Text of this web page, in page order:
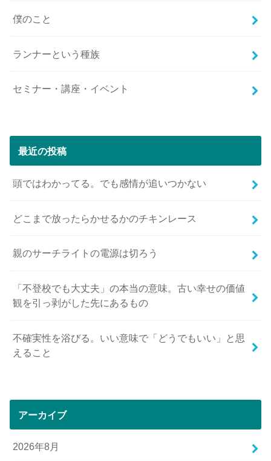
僕のこと
ランナーという種族
セミナー・講座・イベント
最近の投稿
頭ではわかってる。でも感情が追いつかない
どこまで放ったらかせるかのチキンレース
親のサーチライトの電源は切ろう
「不登校でも大丈夫」の本当の意味。古い幸せの価値
観を引っ剥がした先にあるもの
不確実性を浴びる。いい意味で「どうでもいい」と思
えること
アーカイブ
2026年8月